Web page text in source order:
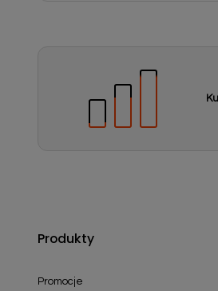
Produkty
Promocje